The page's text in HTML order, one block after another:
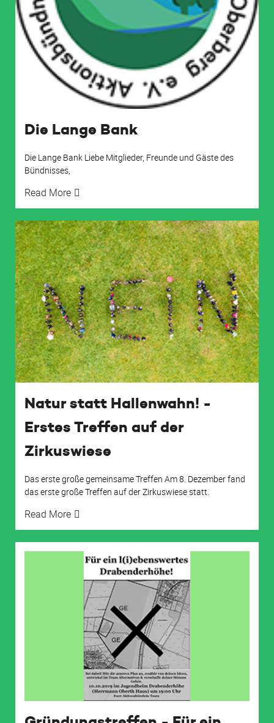
Die Lange Bank
Die Lange Bank Liebe Mitglieder, Freunde und Gäste des
Bündnisses,
Read More
Natur statt Hallenwahn! -
Erstes Treffen auf der
Zirkuswiese
Das erste große gemeinsame Treffen Am 8. Dezember fand
das erste große Treffen auf der Zirkuswiese statt.
Read More